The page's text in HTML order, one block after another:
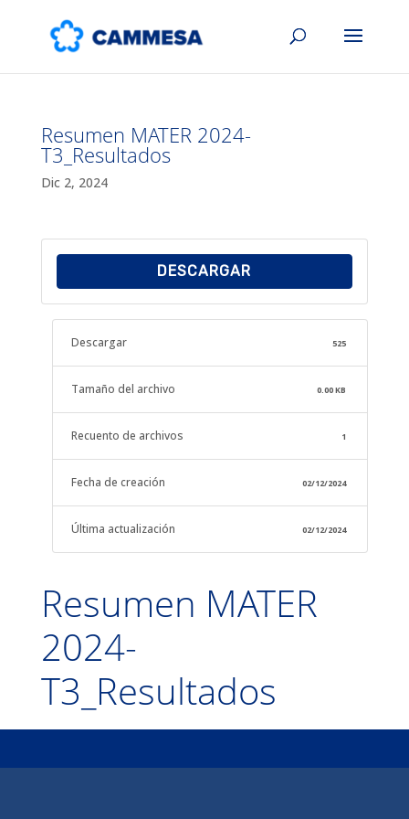
Resumen MATER 2024-
T3_Resultados
Dic 2, 2024
DESCARGAR
Descargar 525
Tamaño del archivo 0.00 KB
Recuento de archivos 1
Fecha de creación 02/12/2024
Última actualización 02/12/2024
Resumen MATER
2024-
T3_Resultados